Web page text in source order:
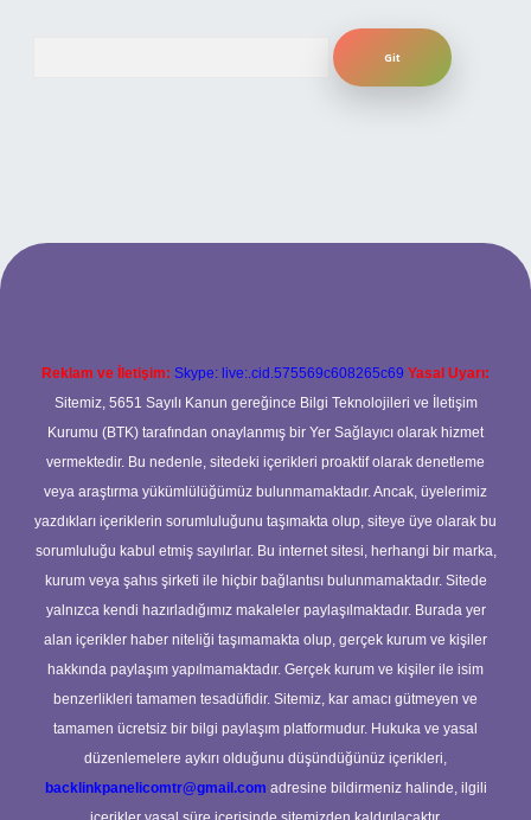
Reklam ve İletişim: Skype: live:.cid.575569c608265c69 Yasal Uyarı:
Sitemiz, 5651 Sayılı Kanun gereğince Bilgi Teknolojileri ve İletişim
Kurumu (BTK) tarafından onaylanmış bir Yer Sağlayıcı olarak hizmet
vermektedir. Bu nedenle, sitedeki içerikleri proaktif olarak denetleme
veya araştırma yükümlülüğümüz bulunmamaktadır. Ancak, üyelerimiz
yazdıkları içeriklerin sorumluluğunu taşımakta olup, siteye üye olarak bu
sorumluluğu kabul etmiş sayılırlar. Bu internet sitesi, herhangi bir marka,
kurum veya şahıs şirketi ile hiçbir bağlantısı bulunmamaktadır. Sitede
yalnızca kendi hazırladığımız makaleler paylaşılmaktadır. Burada yer
alan içerikler haber niteliği taşımamakta olup, gerçek kurum ve kişiler
hakkında paylaşım yapılmamaktadır. Gerçek kurum ve kişiler ile isim
benzerlikleri tamamen tesadüfidir. Sitemiz, kar amacı gütmeyen ve
tamamen ücretsiz bir bilgi paylaşım platformudur. Hukuka ve yasal
düzenlemelere aykırı olduğunu düşündüğünüz içerikleri,
backlinkpanelicomtr@gmail.com adresine bildirmeniz halinde, ilgili